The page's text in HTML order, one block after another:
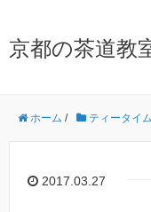
京都の茶道教
ホーム / ティータイム
2017.03.27